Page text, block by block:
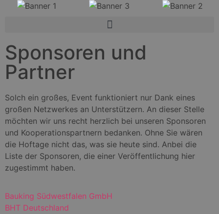
Sponsoren und
Partner
Solch ein großes, Event funktioniert nur Dank eines
großen Netzwerkes an Unterstützern. An dieser Stelle
möchten wir uns recht herzlich bei unseren Sponsoren
und Kooperationspartnern bedanken. Ohne Sie wären
die Hoftage nicht das, was sie heute sind. Anbei die
Liste der Sponsoren, die einer Veröffentlichung hier
zugestimmt haben.
Bauking Südwestfalen GmbH
BHT Deutschland